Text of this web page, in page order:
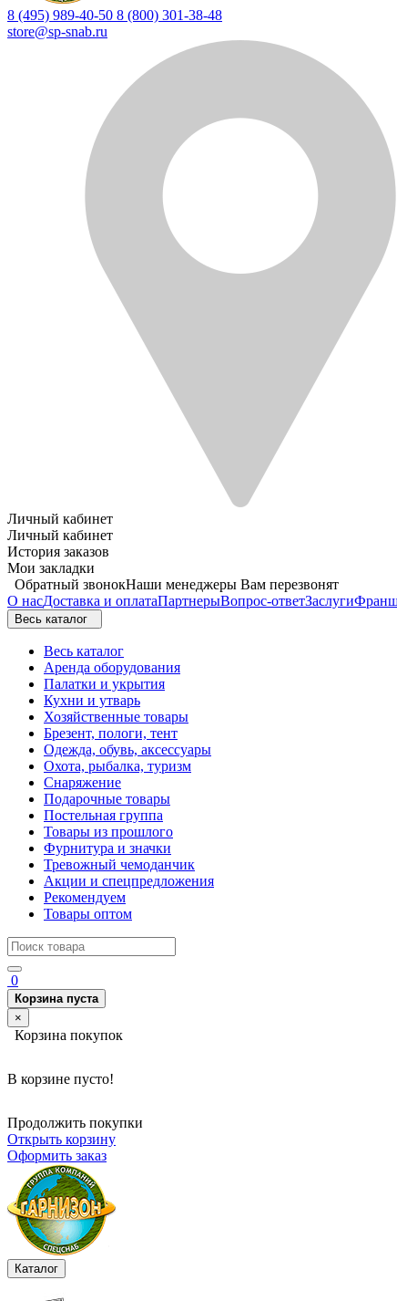
8 (495) 989-40-50 8 (800) 301-38-48
store@sp-snab.ru
Личный кабинет
Личный кабинет
История заказов
Мои закладки
Обратный звонокНаши менеджеры Вам перезвонят
О насДоставка и оплатаПартнерыВопрос-ответЗаслуги
Весь каталог
Весь каталог
Аренда оборудования
Палатки и укрытия
Кухни и утварь
Хозяйственные товары
Брезент, пологи, тент
Одежда, обувь, аксессуары
Охота, рыбалка, туризм
Снаряжение
Подарочные товары
Постельная группа
Товары из прошлого
Фурнитура и значки
Тревожный чемоданчик
Акции и спецпредложения
Рекомендуем
Товары оптом
0
Корзина пуста
×
Корзина покупок
В корзине пусто!
Продолжить покупки
Открыть корзину
Оформить заказ
Каталог